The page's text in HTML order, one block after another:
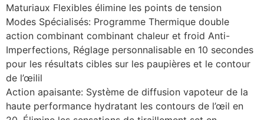
Maturiaux Flexibles élimine les points de tension
Modes Spécialisés: Programme Thermique double
action combinant combinant chaleur et froid Anti-
Imperfections, Réglage personnalisable en 10 secondes
pour les résultats cibles sur les paupières et le contour
de l’œilil
Action apaisante: Système de diffusion vapoteur de la
haute performance hydratant les contours de l’œil en